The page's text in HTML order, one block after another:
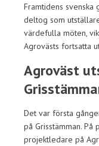
Framtidens svenska
deltog som
värdefulla möten,
Agrovästs fortsatta
Agroväst
Det var första
på Grisstämman. På
projektledare på